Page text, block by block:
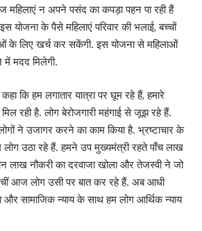
न अपने पसंद का कपड़ा पहन पा रही हैं
योजना के पैसे महिलाएं परिवार की भलाई, बच्चों
के लिए खर्च कर सकेंगी. इस योजना से महिलाओं
मदद मिलेगी.
कि हम लगातार यात्रा पर घूम रहे हैं, हमारे
मिल रही है. लोग बेरोजगारी महंगाई से जूझ रहे हैं.
ने उजागर करने का काम किया है. भ्रष्टाचार के
उठा रहे हैं. हमने उप मुख्यमंत्री रहते पाँच लाख
लाख नौकरी का दरवाजा खोला और तेजस्वी ने जो
आज लोग उसी पर बात कर रहे हैं. अब आधी
और सामाजिक न्याय के साथ हम लोग आर्थिक न्याय